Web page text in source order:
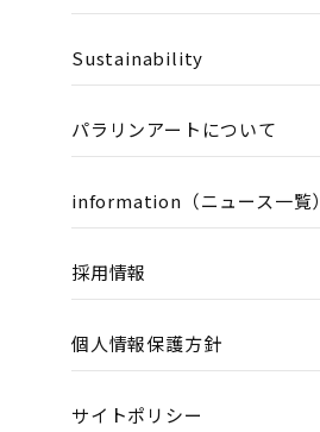
Sustainability
パラリンアートについて
information（ニュース一覧）
採用情報
個人情報保護方針
サイトポリシー